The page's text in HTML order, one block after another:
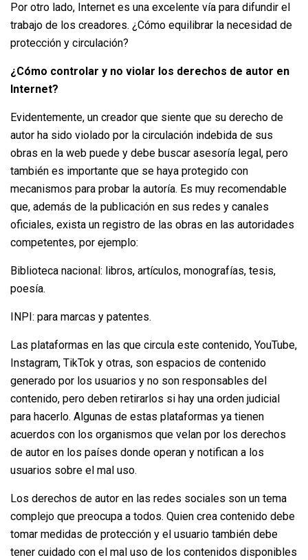
Por otro lado, Internet es una excelente vía para difundir el
trabajo de los creadores. ¿Cómo equilibrar la necesidad de
protección y circulación?
¿Cómo controlar y no violar los derechos de autor en
Internet?
Evidentemente, un creador que siente que su derecho de
autor ha sido violado por la circulación indebida de sus
obras en la web puede y debe buscar asesoría legal, pero
también es importante que se haya protegido con
mecanismos para probar la autoría. Es muy recomendable
que, además de la publicación en sus redes y canales
oficiales, exista un registro de las obras en las autoridades
competentes, por ejemplo:
Biblioteca nacional: libros, artículos, monografías, tesis,
poesía.
INPI: para marcas y patentes.
Las plataformas en las que circula este contenido, YouTube,
Instagram, TikTok y otras, son espacios de contenido
generado por los usuarios y no son responsables del
contenido, pero deben retirarlos si hay una orden judicial
para hacerlo. Algunas de estas plataformas ya tienen
acuerdos con los organismos que velan por los derechos
de autor en los países donde operan y notifican a los
usuarios sobre el mal uso.
Los derechos de autor en las redes sociales son un tema
complejo que preocupa a todos. Quien crea contenido debe
tomar medidas de protección y el usuario también debe
tener cuidado con el mal uso de los contenidos disponibles